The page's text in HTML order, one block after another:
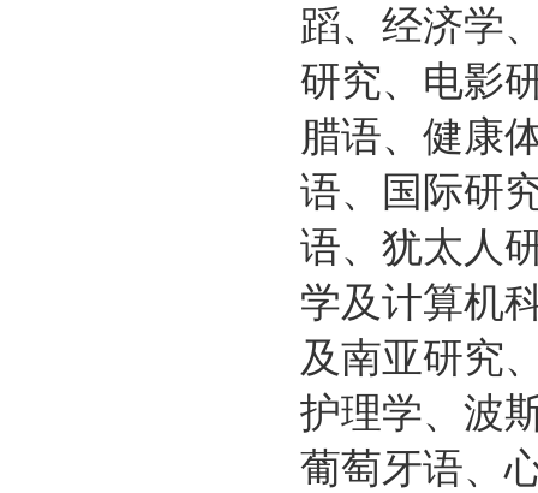
蹈、经济学
研究、电影
腊语、健康
语、国际研
语、犹太人
学及计算机
及南亚研究
护理学、波
葡萄牙语、